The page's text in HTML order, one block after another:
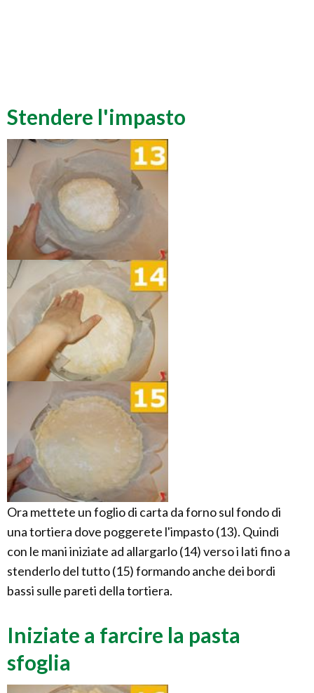
Stendere l'impasto
Ora mettete un foglio di carta da forno sul fondo di
una tortiera dove poggerete l'impasto (13). Quindi
con le mani iniziate ad allargarlo (14) verso i lati fino a
stenderlo del tutto (15) formando anche dei bordi
bassi sulle pareti della tortiera.
Iniziate a farcire la pasta
sfoglia